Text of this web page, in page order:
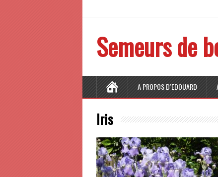
Semeurs de
A PROPOS D’EDOUARD
Iris